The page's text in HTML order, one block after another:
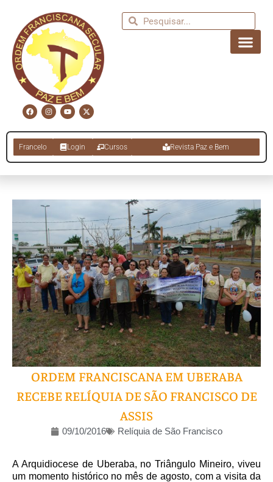
Francelo Login Cursos Revista Paz e Bem
ORDEM FRANCISCANA EM UBERABA
RECEBE RELÍQUIA DE SÃO FRANCISCO DE
ASSIS
09/10/2016 Relíquia de São Francisco
A Arquidiocese de Uberaba, no Triângulo Mineiro, viveu
um momento histórico no mês de agosto, com a visita da